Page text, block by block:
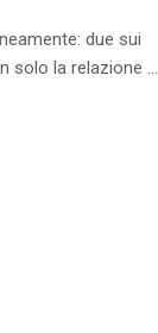
due sui
solo la relazione …